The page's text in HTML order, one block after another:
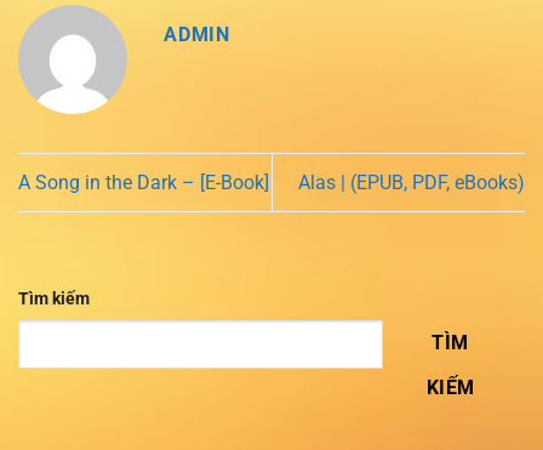
ADMIN
A Song in the Dark – [E-Book] Alas | (EPUB, PDF, eBooks)
Tìm kiếm
TÌM
KIẾM